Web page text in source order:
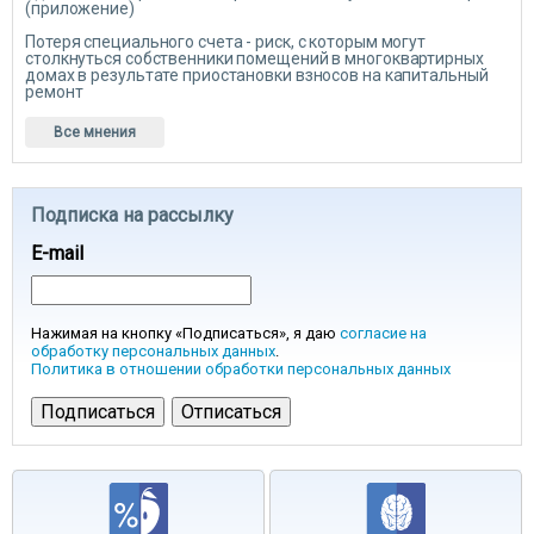
(приложение)
Потеря специального счета - риск, с которым могут
столкнуться собственники помещений в многоквартирных
домах в результате приостановки взносов на капитальный
ремонт
Все мнения
Подписка на рассылку
E-mail
Нажимая на кнопку «Подписаться», я даю согласие на
обработку персональных данных.
Политика в отношении обработки персональных данных